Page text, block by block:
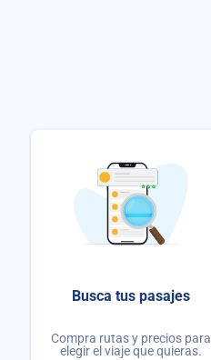
Busca tus pasajes
Compra rutas y precios para
elegir el viaje que quieras.